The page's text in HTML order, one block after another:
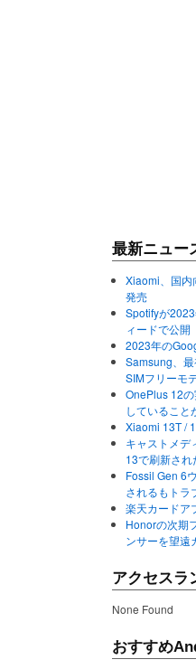
最新ニュー
Xiaomi、国内
発売
Spotifyが
ィードで公開
2023年の
Samsung、
SIMフリーモ
OnePlus 12
していること
Xiaomi 13T /
キャストメデ
13で刷新さ
Fossil Gen 6
されるもトラ
楽天カードア
Honorの次期
ンサーを望遠
アクセスラ
None Found
おすすめ